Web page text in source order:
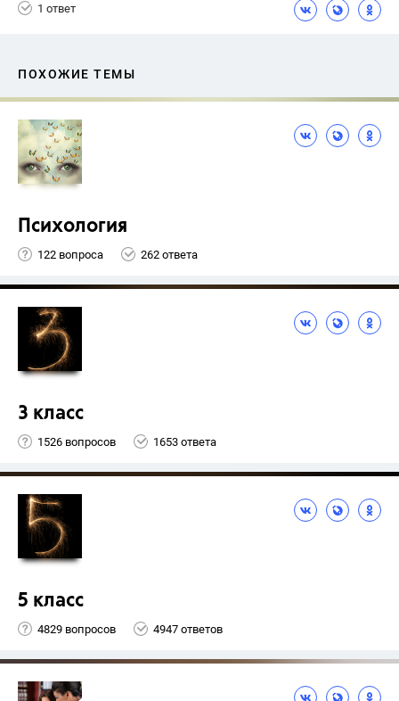
1 ответ
ПОХОЖИЕ ТЕМЫ
Психология
122 вопроса 262 ответа
3 класс
1526 вопросов 1653 ответа
5 класс
4829 вопросов 4947 ответов